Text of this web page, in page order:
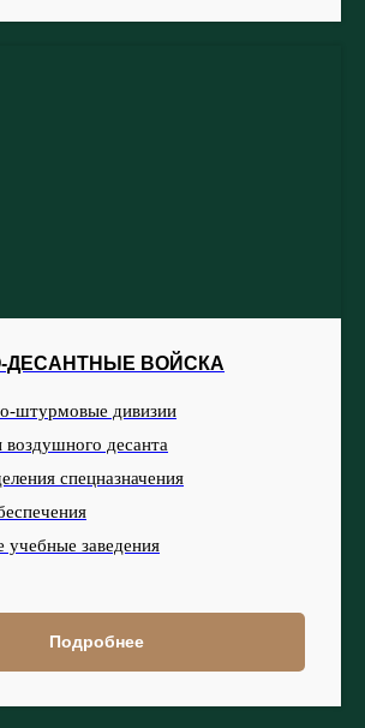
ДЕСАНТНЫЕ ВОЙСКА
штурмовые дивизии
воздушного десанта
спецназначения
учебные заведения
Подробнее